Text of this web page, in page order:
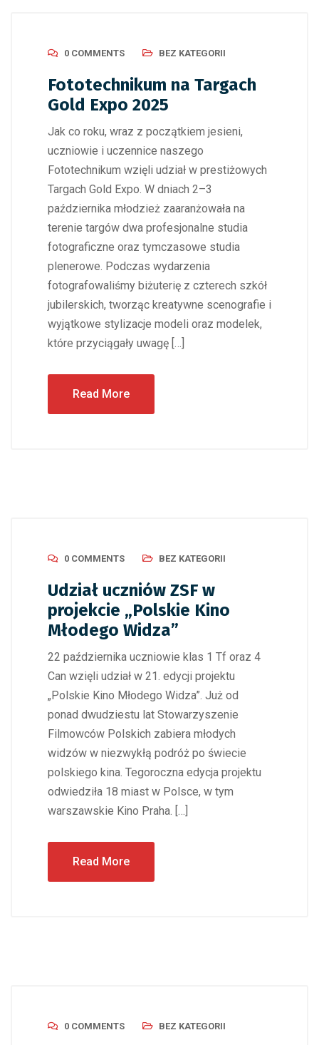
0 COMMENTS BEZ KATEGORII
Fototechnikum na Targach
Gold Expo 2025
Jak co roku, wraz z początkiem jesieni,
uczniowie i uczennice naszego
Fototechnikum wzięli udział w prestiżowych
Targach Gold Expo. W dniach 2–3
października młodzież zaaranżowała na
terenie targów dwa profesjonalne studia
fotograficzne oraz tymczasowe studia
plenerowe. Podczas wydarzenia
fotografowaliśmy biżuterię z czterech szkół
jubilerskich, tworząc kreatywne scenografie i
wyjątkowe stylizacje modeli oraz modelek,
które przyciągały uwagę […]
Read More
0 COMMENTS BEZ KATEGORII
Udział uczniów ZSF w
projekcie „Polskie Kino
Młodego Widza”
22 października uczniowie klas 1 Tf oraz 4
Can wzięli udział w 21. edycji projektu
„Polskie Kino Młodego Widza”. Już od
ponad dwudziestu lat Stowarzyszenie
Filmowców Polskich zabiera młodych
widzów w niezwykłą podróż po świecie
polskiego kina. Tegoroczna edycja projektu
odwiedziła 18 miast w Polsce, w tym
warszawskie Kino Praha. […]
Read More
0 COMMENTS BEZ KATEGORII